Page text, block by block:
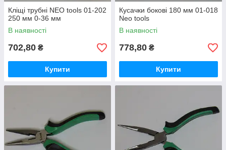
Кліщі трубні NEO tools 01-202
250 мм 0-36 мм
В наявності
702,80 ₴
Купити
Кусачки бокові 180 мм 01-018
Neo tools
В наявності
778,80 ₴
Купити